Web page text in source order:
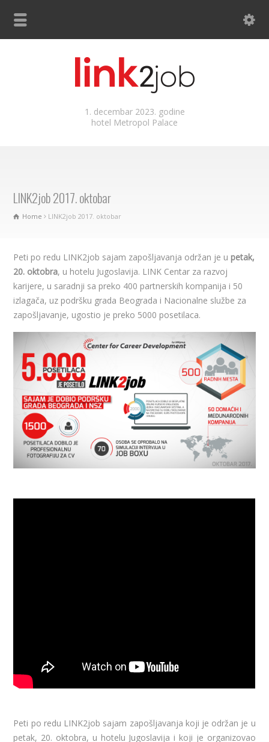
1. decembar 2023. godine
hotel Metropol Palace
LINK2job 2017. oktobar
Home LINK2job 2017. oktobar
Peti po redu LINK2job sajam zapošljavanja​ održan je u petak,
20. oktobra, u hotelu Jugoslavija. LINK Centar za razvoj
karijere​, u saradnji sa preko 400 partnerskih kompanija i 50
izlagača, uz podršku grada Beograda i Nacionalne službe za
zapošljavanje, ugostio je preko 5000 posetilaca.
Peti po redu LINK2job sajam zapošljavanja koji je održan je u
petak, 20. oktobra, u hotelu Jugoslavija i koji je organizovao